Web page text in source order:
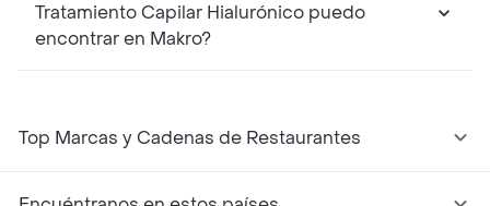
Tratamiento Capilar Hialurónico puedo
encontrar en Makro?
Top Marcas y Cadenas de Restaurantes